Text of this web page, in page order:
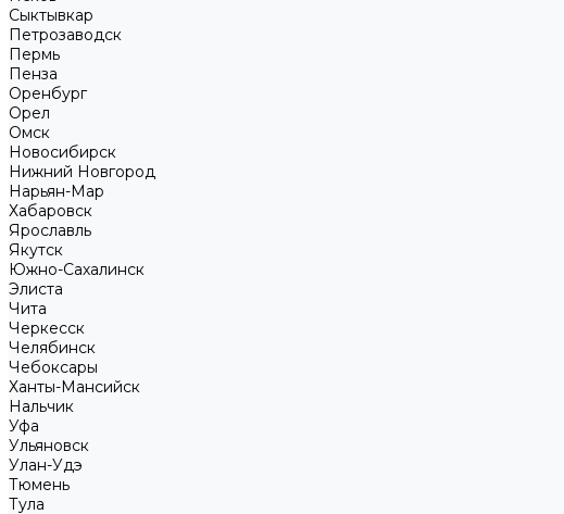
Сыктывкар
Петрозаводск
Пермь
Пенза
Оренбург
Орел
Омск
Новосибирск
Нижний Новгород
Нарьян-Мар
Хабаровск
Ярославль
Якутск
Южно-Сахалинск
Элиста
Чита
Черкесск
Челябинск
Чебоксары
Ханты-Мансийск
Нальчик
Уфа
Ульяновск
Улан-Удэ
Тюмень
Тула